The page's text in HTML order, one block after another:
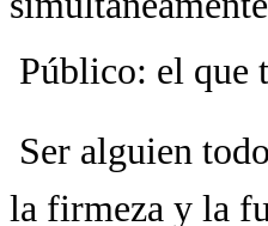
 Público: el
 Ser alguien
la firmeza y la